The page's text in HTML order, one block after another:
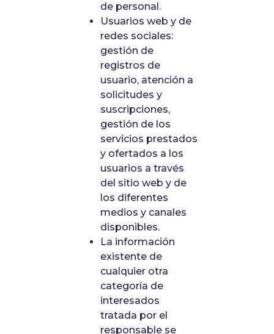
de personal.
Usuarios web y de
redes sociales:
gestión de
registros de
usuario, atención a
solicitudes y
suscripciones,
gestión de los
servicios prestados
y ofertados a los
usuarios a través
del sitio web y de
los diferentes
medios y canales
disponibles.
La información
existente de
cualquier otra
categoría de
interesados
tratada por el
responsable se